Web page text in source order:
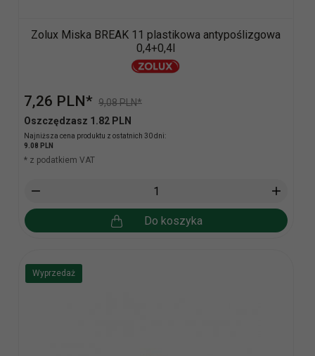
Zolux Miska BREAK 11 plastikowa antypoślizgowa
0,4+0,4l
7,26 PLN* 9,08 PLN*
Oszczędzasz 1.82 PLN
Najniższa cena produktu z ostatnich 30 dni:
9.08 PLN
* z podatkiem VAT
Do koszyka
Wyprzedaż